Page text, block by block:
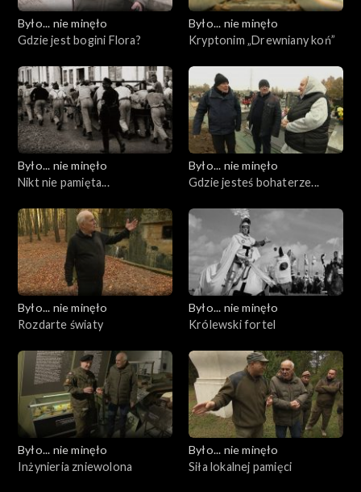
Było... nie minęło
Gdzie jest bogini Flora?
Było... nie minęło
Kryptonim „Drewniany koń”
Było... nie minęło
Nikt nie pamięta...
Było... nie minęło
Gdzie jesteś bohaterze...
Było... nie minęło
Rozdarte światy
Było... nie minęło
Królewski fortel
Było... nie minęło
Inżynieria zniewolona
Było... nie minęło
Siła lokalnej pamięci